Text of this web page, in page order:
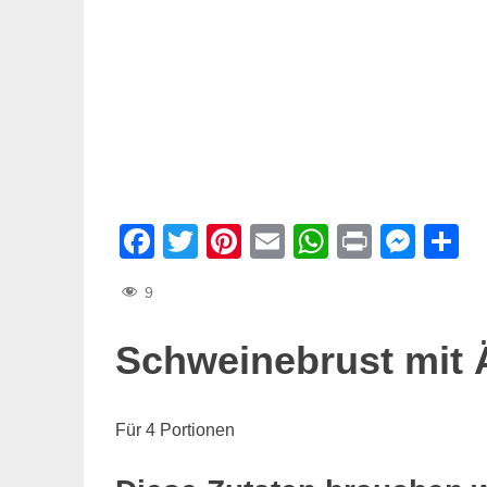
Facebook
Twitter
Pinterest
EmailWhatsApp
Print
9
Schweinebrust mit
Für 4 Portionen